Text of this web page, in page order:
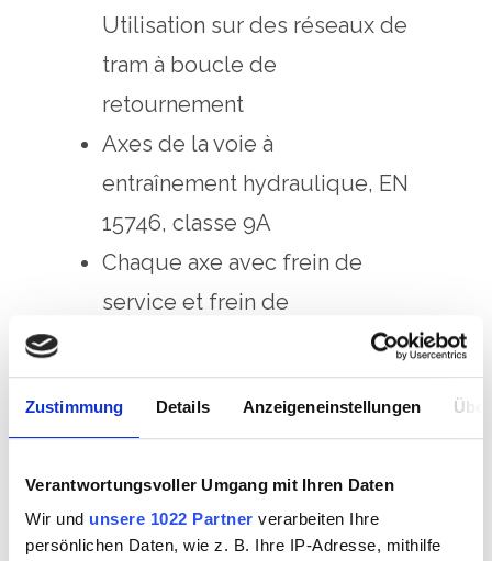
Zustimmung Details Anzeigeneinstellungen
Verantwortungsvoller Umgang mit Ihren Daten
Wir und unsere 1022 Partner verarbeiten Ihre
persönlichen Daten, wie z. B. Ihre IP-Adresse, mithilfe
Utilisation sur des réseaux de
tram à boucle de
retournement
Axes de la voie à
entraînement hydraulique, EN
15746, classe 9A
Chaque axe avec frein de
service et frein de
stationnement à accumulation
Possibilité de commande à
distance du groupe moteur
optionnel jusqu’à 400 t en
combinaison avec voiture ou